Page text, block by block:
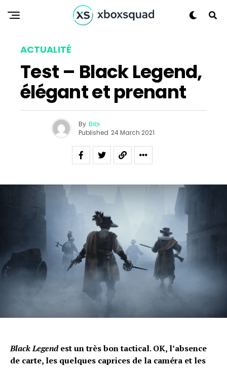
ACTUALITÉ
Test – Black Legend,
élégant et prenant
By Bibi
Published 24 March 2021
Black Legendest un très bon tactical. OK, l’absence
de carte, les quelques caprices de la caméra et les
Flipboard
Whatsapp
Email